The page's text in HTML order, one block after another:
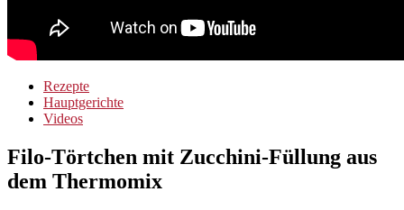
Rezepte
Hauptgerichte
Videos
Filo-Törtchen mit Zucchini-Füllung aus
dem Thermomix